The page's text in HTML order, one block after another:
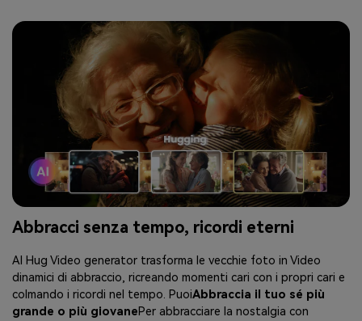
Abbracci senza tempo, ricordi eterni
AI Hug Video generator trasforma le vecchie foto in Video
dinamici di abbraccio, ricreando momenti cari con i propri cari e
colmando i ricordi nel tempo. PuoiAbbraccia il tuo sé più
grande o più giovanePer abbracciare la nostalgia con